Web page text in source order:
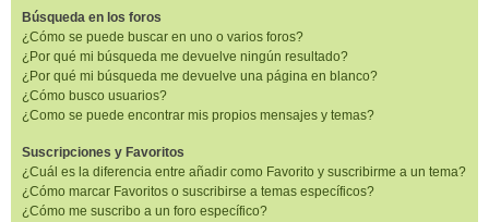
Búsqueda en los foros
¿Cómo se puede buscar en uno o varios foros?
¿Por qué mi búsqueda me devuelve ningún resultado?
¿Por qué mi búsqueda me devuelve una página en blanco?
¿Cómo busco usuarios?
¿Como se puede encontrar mis propios mensajes y temas?
Suscripciones y Favoritos
¿Cuál es la diferencia entre añadir como Favorito y suscribirme a un tema?
¿Cómo marcar Favoritos o suscribirse a temas específicos?
¿Cómo me suscribo a un foro específico?